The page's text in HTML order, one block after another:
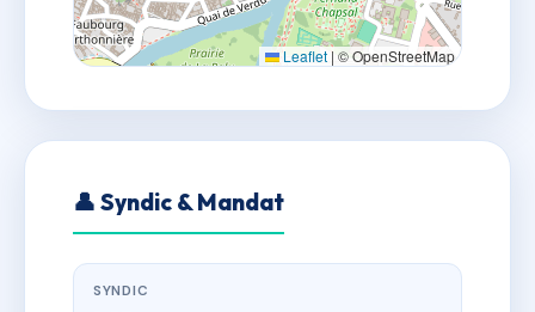
Leaflet | © OpenStreetMap
👤 Syndic & Mandat
SYNDIC